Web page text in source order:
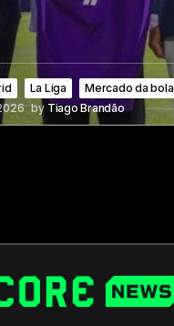
La Liga Mercado da bola
by Tiago Brandão